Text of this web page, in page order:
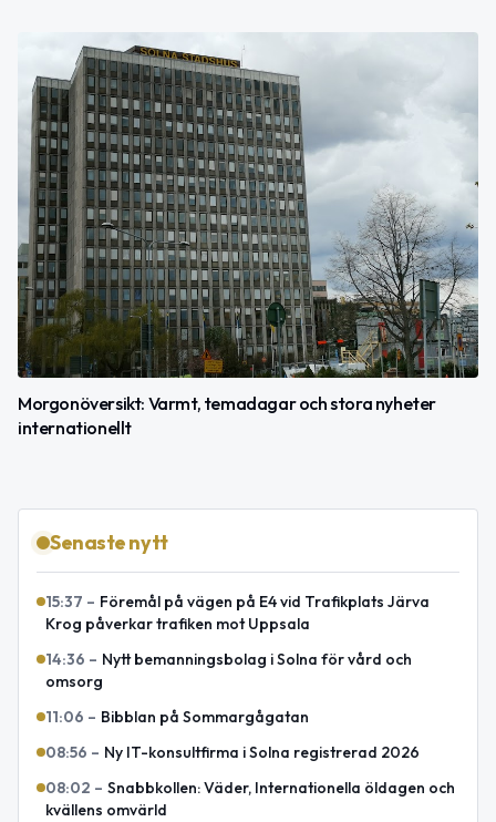
Morgonöversikt: Varmt, temadagar och stora nyheter
internationellt
Senaste nytt
15:37 – Föremål på vägen på E4 vid Trafikplats Järva
Krog påverkar trafiken mot Uppsala
14:36 – Nytt bemanningsbolag i Solna för vård och
omsorg
11:06 – Bibblan på Sommargågatan
08:56 – Ny IT-konsultfirma i Solna registrerad 2026
08:02 – Snabbkollen: Väder, Internationella öldagen och
kvällens omvärld